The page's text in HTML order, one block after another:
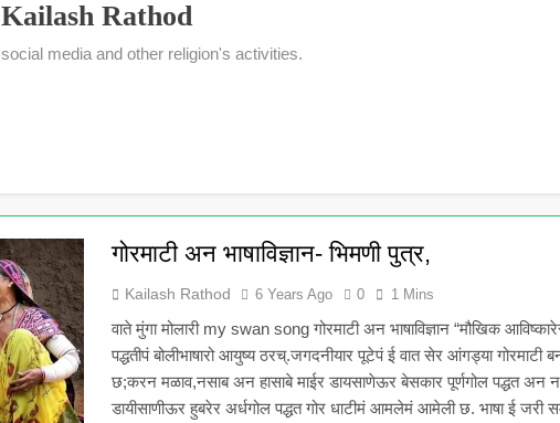
5 Years Ago
Kailash Rathod
social media and other religion's activities.
गोरमाटी अन भाषाविज्ञान- भिमणी पुत्र,
Kailash Rathod 6 Years Ago 0 1 Mins
वाते मुंगा मोलारी my swan song गोरमाटी अन भाषाविज्ञान “मौखिक
पद्धतीपं बोलीभाषारो आयुष्य ठरच्.जगदनीयार पूटेपं ई वात सेर आंगड्या गोरमाटी
छ;करन मळाव,नसाब अन हासाबे माईर डायसाणेऊर बेसकार पूर्णगोल पद्धत अन
डायीसाणीऊर हुबरेर अर्धगोल पद्धत गोर धाटीमं आमलेमं आमेली छ. भाषा ई जरी